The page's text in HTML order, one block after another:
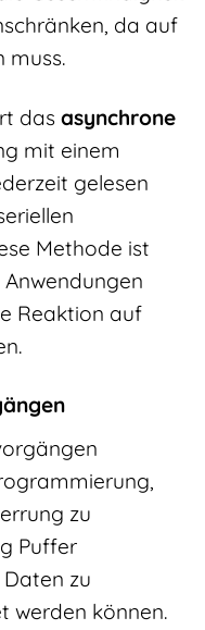
da auf
muss.
das asynchrone
mit einem
gelesen
Methode ist
Reaktion auf
zu
Puffer
zu
werden können.